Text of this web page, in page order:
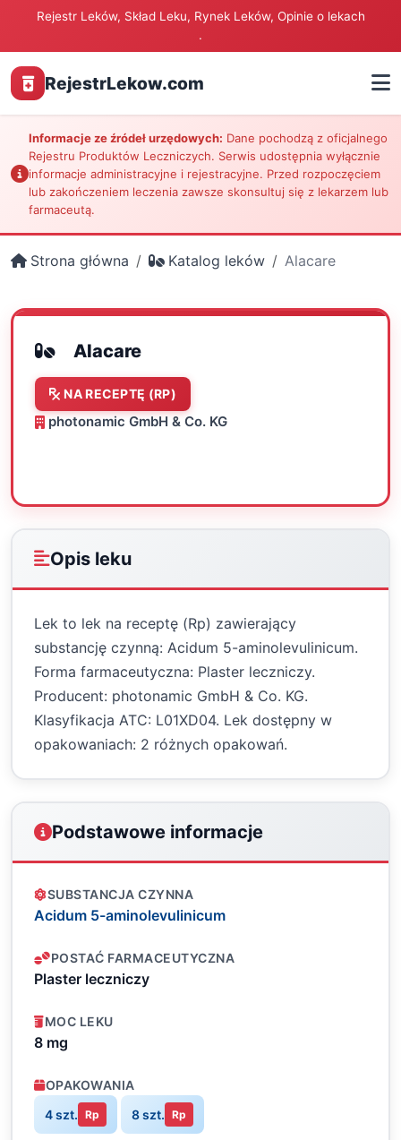
Rejestr Leków, Skład Leku, Rynek Leków, Opinie o lekach
.
RejestrLekow.com
Informacje ze źródeł urzędowych: Dane pochodzą z oficjalnego
Rejestru Produktów Leczniczych. Serwis udostępnia wyłącznie
informacje administracyjne i rejestracyjne. Przed rozpoczęciem
lub zakończeniem leczenia zawsze skonsultuj się z lekarzem lub
farmaceutą.
Strona główna Katalog leków Alacare
Alacare
NA RECEPTĘ (RP)
photonamic GmbH & Co. KG
Opis leku
Lek to lek na receptę (Rp) zawierający
substancję czynną: Acidum 5-aminolevulinicum.
Forma farmaceutyczna: Plaster leczniczy.
Producent: photonamic GmbH & Co. KG.
Klasyfikacja ATC: L01XD04. Lek dostępny w
opakowaniach: 2 różnych opakowań.
Podstawowe informacje
SUBSTANCJA CZYNNA
Acidum 5-aminolevulinicum
POSTAĆ FARMACEUTYCZNA
Plaster leczniczy
MOC LEKU
8 mg
OPAKOWANIA
4 szt. Rp 8 szt. Rp